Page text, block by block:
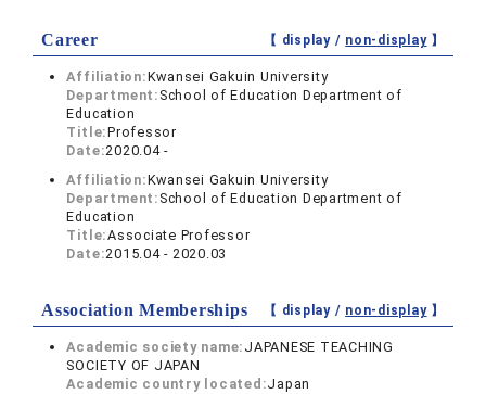
Career 【 display / non-display】
Affiliation:Kwansei Gakuin University
Department: School of Education Department of
Education
Title:Professor
Date:2020.04 -
Affiliation:Kwansei Gakuin University
Department: School of Education Department of
Education
Title:Associate Professor
Date:2015.04 - 2020.03
Association Memberships 【 display / non-display】
Academic society name: JAPANESE TEACHING
SOCIETY OF JAPAN
Academic country located:Japan